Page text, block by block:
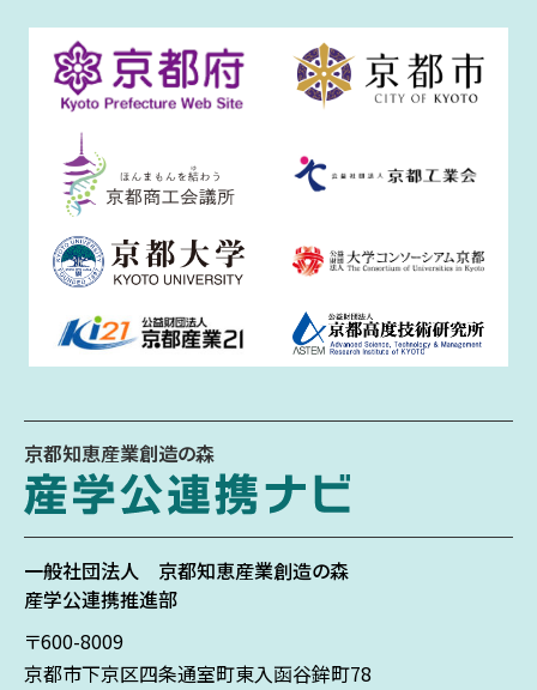
京都知恵産業創造の森
一般社団法人 京都知恵産業創造の森
産学公連携推進部
〒600-8009
京都市下京区四条通室町東入函谷鉾町78